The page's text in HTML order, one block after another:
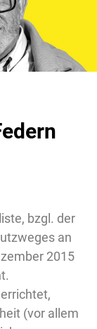
bzgl. der
an
2015
(vor allem